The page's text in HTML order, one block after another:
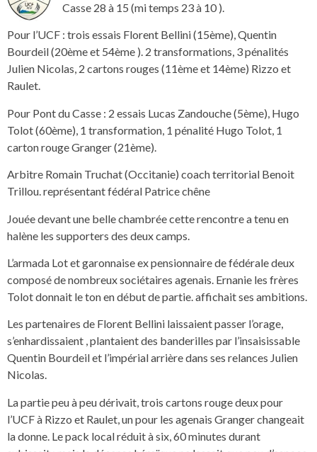
Casse 28 à 15 (mi temps 23 à 10 ).
Pour l’UCF : trois essais Florent Bellini (15ème), Quentin
Bourdeil (20ème et 54ème ). 2 transformations, 3 pénalités
Julien Nicolas, 2 cartons rouges (11ème et 14ème) Rizzo et
Raulet.
Pour Pont du Casse : 2 essais Lucas Zandouche (5ème), Hugo
Tolot (60ème), 1 transformation, 1 pénalité Hugo Tolot, 1
carton rouge Granger (21ème).
Arbitre Romain Truchat (Occitanie) coach territorial Benoit
Trillou. représentant fédéral Patrice chêne
Jouée devant une belle chambrée cette rencontre a tenu en
halène les supporters des deux camps.
L’armada Lot et garonnaise ex pensionnaire de fédérale deux
composé de nombreux sociétaires agenais. Ernanie les frères
Tolot donnait le ton en début de partie. affichait ses ambitions.
Les partenaires de Florent Bellini laissaient passer l’orage,
s’enhardissaient , plantaient des banderilles par l’insaisissable
Quentin Bourdeil et l’impérial arrière dans ses relances Julien
Nicolas.
La partie peu à peu dérivait, trois cartons rouge deux pour
l’UCF à Rizzo et Raulet, un pour les agenais Granger changeait
la donne. Le pack local réduit à six, 60 minutes durant